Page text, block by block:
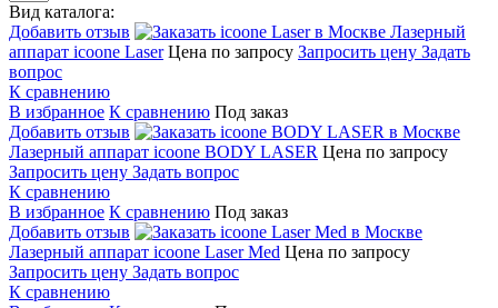
Вид каталога:
Добавить отзыв
Лазерный
аппарат icoone Laser Цена по запросу Запросить цену Задать
вопрос
К сравнению
В избранное К сравнению Под заказ
Добавить отзыв
Лазерный аппарат icoone BODY LASER Цена по запросу
Запросить цену Задать вопрос
К сравнению
В избранное К сравнению Под заказ
Добавить отзыв
Лазерный аппарат icoone Laser Med Цена по запросу
Запросить цену Задать вопрос
К сравнению